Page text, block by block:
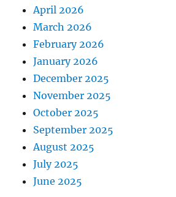
April 2026
March 2026
February 2026
January 2026
December 2025
November 2025
October 2025
September 2025
August 2025
July 2025
June 2025